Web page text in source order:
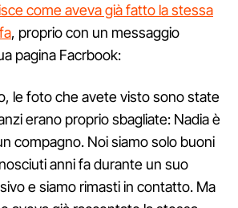
come aveva già fatto la stessa
, proprio con un messaggio
pagina Facrbook:
le foto che avete visto sono state
erano proprio sbagliate: Nadia è
compagno. Noi siamo solo buoni
anni fa durante un suo
e siamo rimasti in contatto. Ma